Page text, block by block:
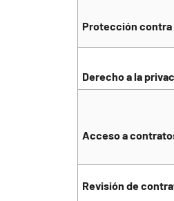
Protección contra
Derecho a la
Acceso a
Revisión de